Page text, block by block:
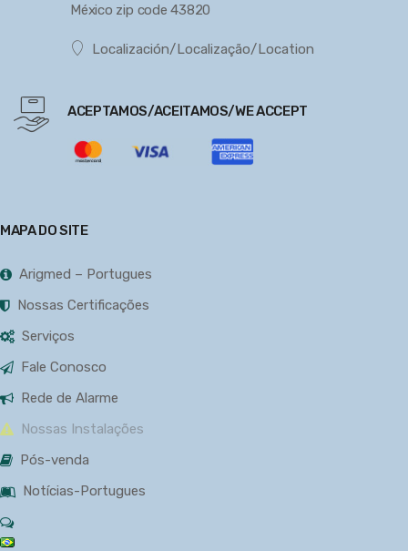
México zip code 43820
Localización/Localização/Location
ACEPTAMOS/ACEITAMOS/WE ACCEPT
MAPA DO SITE
Arigmed – Portugues
Nossas Certificações
Serviços
Fale Conosco
Rede de Alarme
Nossas Instalações
Pós-venda
Notícias-Portugues